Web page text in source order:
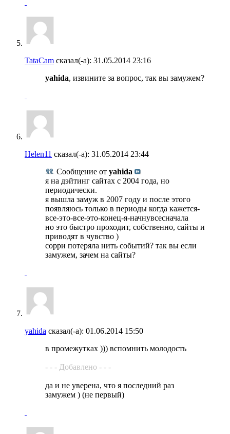
TataCam сказал(-а): 31.05.2014 23:16
yahida, извините за вопрос, так вы замужем?
Helen11 сказал(-а): 31.05.2014 23:44
Сообщение от yahida
я на дэйтинг сайтах с 2004 года, но
периодически.
я вышла замуж в 2007 году и после этого
появляюсь только в периоды когда кажется-
все-это-все-это-конец-я-начнувсесначала
но это быстро проходит, собственно, сайты и
приводят в чувство )
сорри потеряла нить событий? так вы если
замужем, зачем на сайты?
yahida сказал(-а): 01.06.2014 15:50
в промежутках ))) вспомнить молодость
- - - Добавлено - - -
да и не уверена, что я последний раз
замужем ) (не первый)